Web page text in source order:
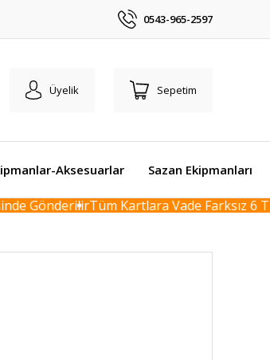
0543-965-2597
Üyelik Sepetim
Aksesuarlar Sazan Ekipmanları
Tüm Kartlara Vade Farksız 6 Taksit